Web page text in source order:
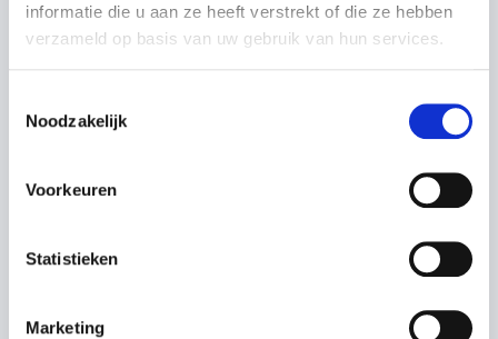
informatie die u aan ze heeft verstrekt of die ze hebben
verzameld op basis van uw gebruik van hun services.
Noodzakelijk
Voorkeuren
Statistieken
Marketing